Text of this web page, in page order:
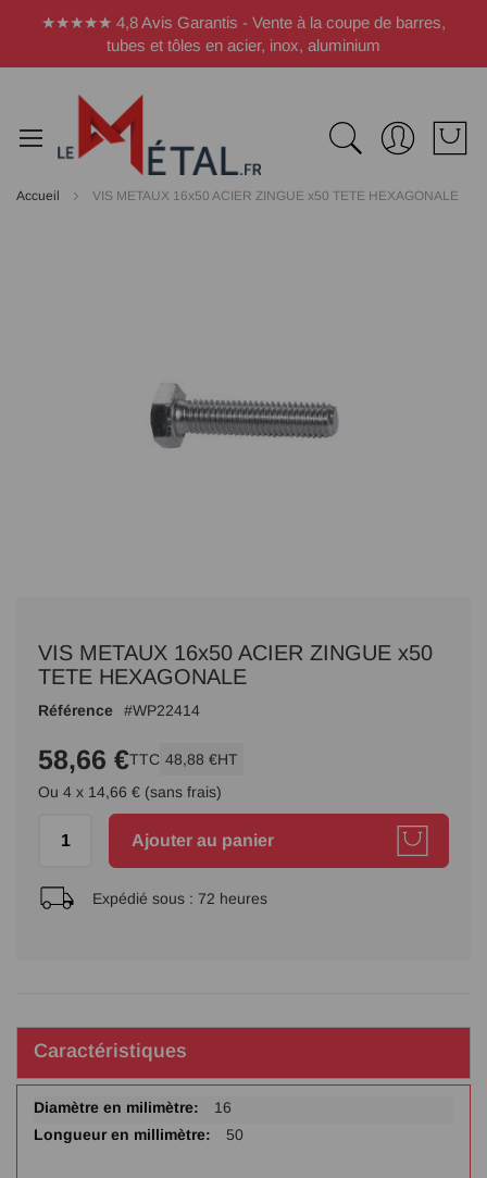
★★★★★ 4,8 Avis Garantis - Vente à la coupe de barres,
tubes et tôles en acier, inox, aluminium
Accueil VIS METAUX 16x50 ACIER ZINGUE x50 TETE HEXAGONALE
début
Galerie
VIS METAUX 16x50 ACIER ZINGUE x50
TETE HEXAGONALE
Référence WP22414
58,66 €TTC 48,88 €HT
Ou 4 x 14,66 € (sans frais)
Ajouter au panier
Expédié sous : 72 heures
Caractéristiques
Plus
d'infos
16
50